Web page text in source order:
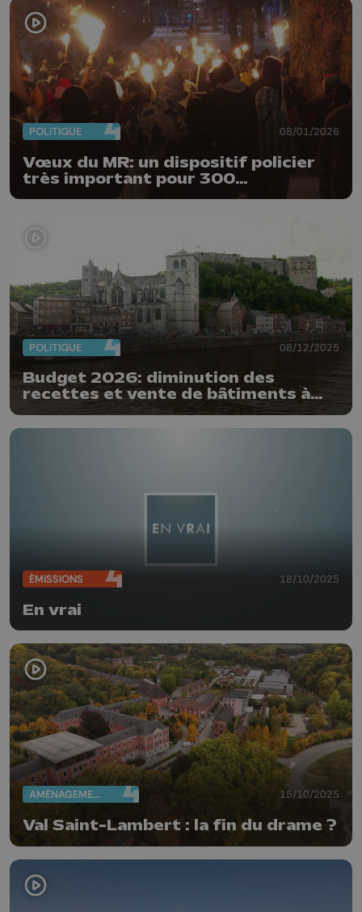
POLITIQUE 08/01/2026
Vœux du MR: un dispositif policier
très important pour 300
manifestants
POLITIQUE 08/12/2025
Budget 2026: diminution des
recettes et vente de bâtiments à
ÉMISSIONS 18/10/2025
En vrai
AMÉNAGEMENT DU TERRITOIRE 15/10/2025
Val Saint-Lambert : la fin du drame ?